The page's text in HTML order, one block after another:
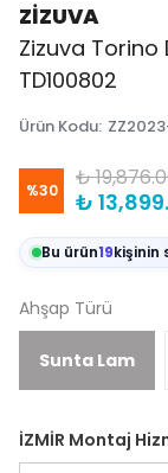
ZİZUVA
Zizuva Torino
TD100802
Ürün Kodu:
%30 ₺
₺
Bu ürün19kişinin
Ahşap Türü
Sunta Lam
İZMİR Montaj